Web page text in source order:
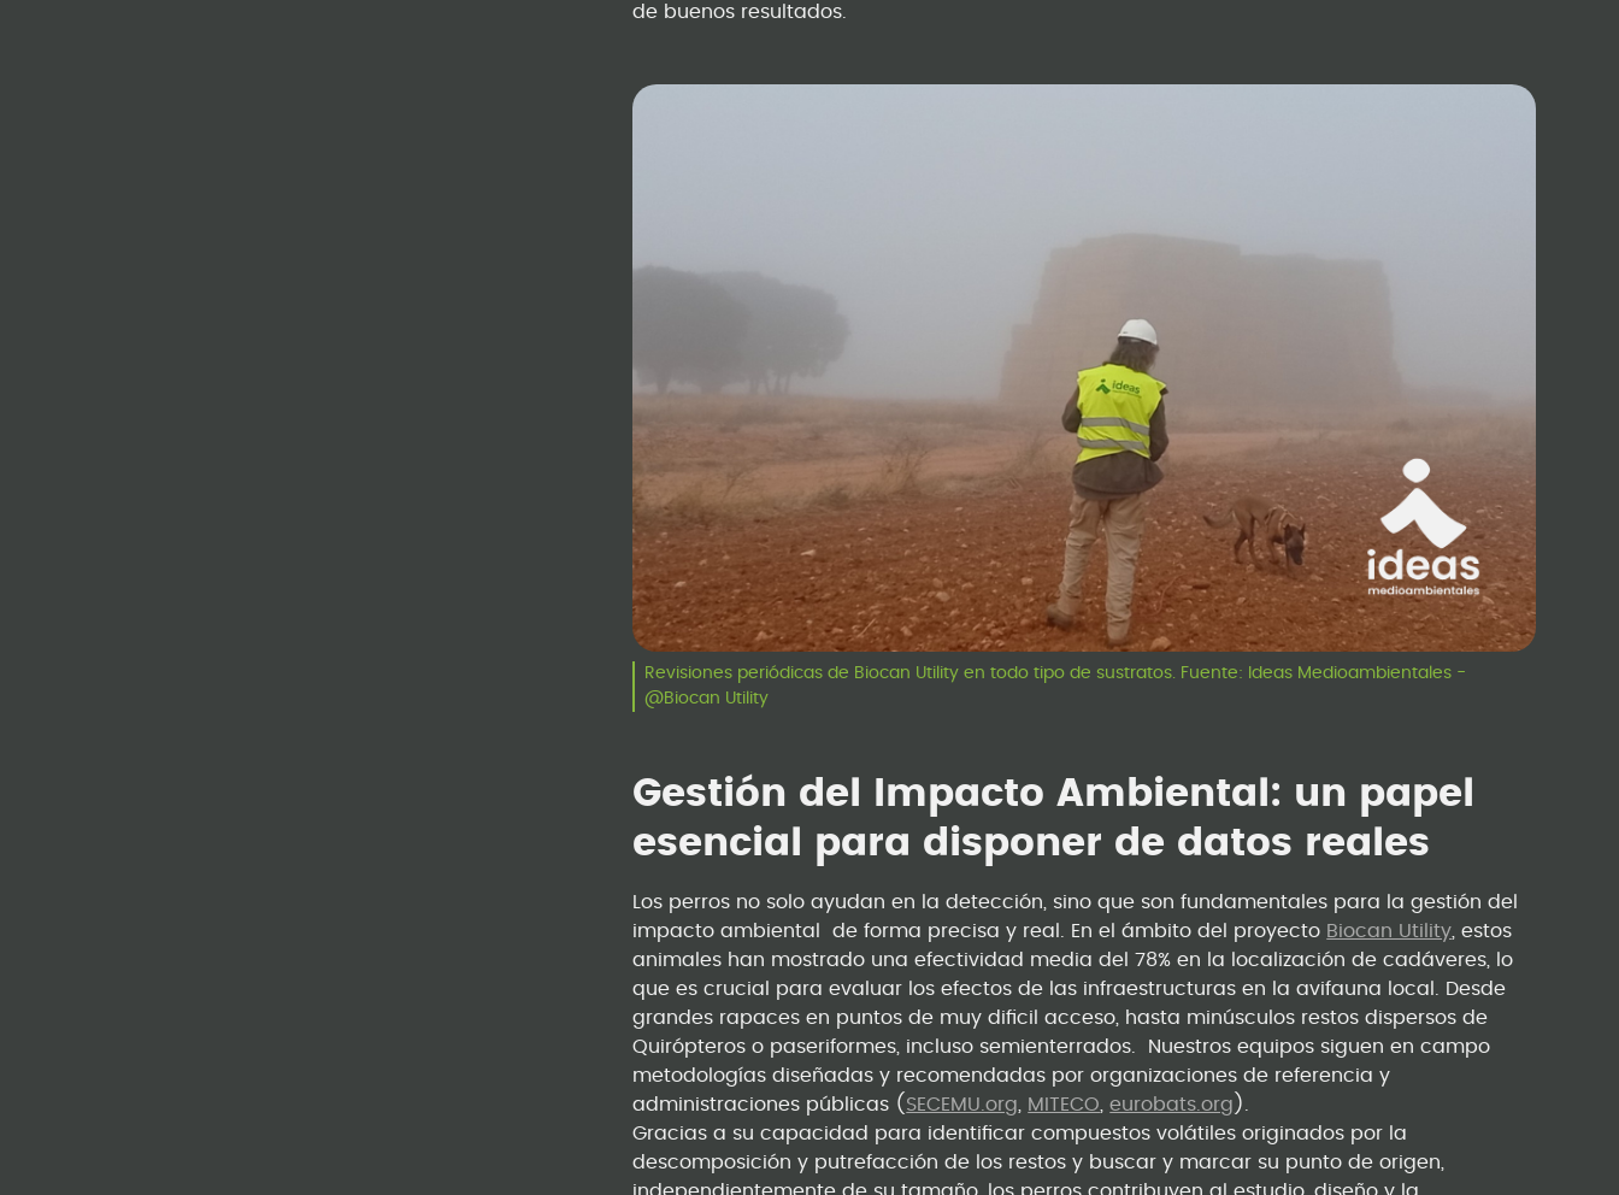
de buenos resultados.
Revisiones periódicas de Biocan Utility en todo tipo de sustratos. Fuente: Ideas Medioambientales -
@Biocan Utility
Gestión del Impacto Ambiental: un papel
esencial para disponer de datos reales
Los perros no solo ayudan en la detección, sino que son fundamentales para la gestión del
impacto ambiental de forma precisa y real. En el ámbito del proyecto Biocan Utility , estos
animales han mostrado una efectividad media del 78% en la localización de cadáveres, lo
que es crucial para evaluar los efectos de las infraestructuras en la avifauna local. Desde
grandes rapaces en puntos de muy dificil acceso, hasta minúsculos restos dispersos de
Quirópteros o paseriformes, incluso semienterrados. Nuestros equipos siguen en campo
metodologías diseñadas y recomendadas por organizaciones de referencia y
administraciones públicas ( SECEMU.org MITECO ,eurobats.org ).
Gracias a su capacidad para identificar compuestos volátiles originados por la
descomposición y putrefacción de los restos y buscar y marcar su punto de origen,